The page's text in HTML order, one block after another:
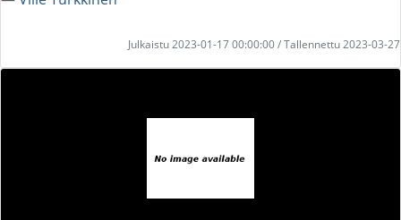
Julkaistu 2023-01-17 00:00:00 / Tallennettu 2023-03-27